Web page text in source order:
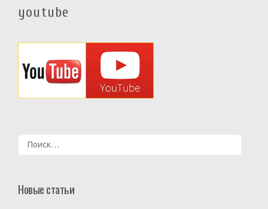
youtube
Найти:
Новые статьи